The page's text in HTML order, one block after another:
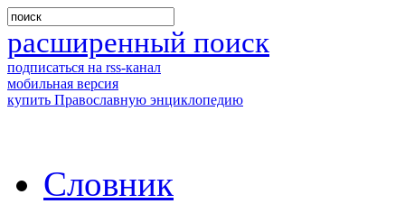
расширенный поиск
подписаться на rss-канал
мобильная версия
купить Православную энциклопедию
Словник